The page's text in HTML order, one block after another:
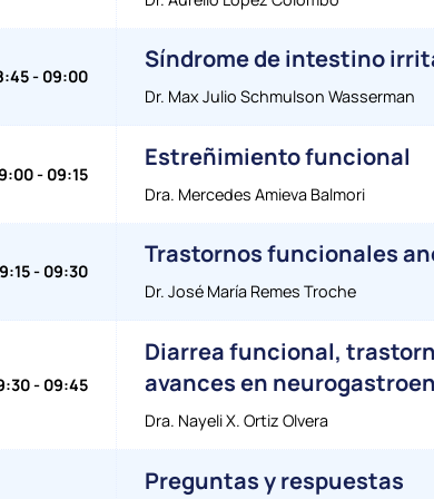
- 09:00
Síndrome de intestino
Dr. Max Julio Schmulson Wasserman
- 09:15
Estreñimiento funcional
Dra. Mercedes Amieva Balmori
- 09:30
Trastornos funcionales
Dr. José María Remes Troche
- 09:45
Diarrea funcional,
avances en
Dra. Nayeli X. Ortiz Olvera
Preguntas y respuestas